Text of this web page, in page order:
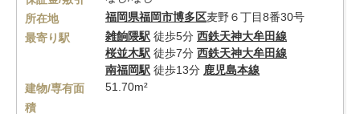
所在地
福岡県福岡市博多区麦野６丁目8番30号
最寄り駅
雑餉隈駅 徒歩5分 西鉄天神大牟田線
桜並木駅 徒歩7分 西鉄天神大牟田線
南福岡駅 徒歩13分 鹿児島本線
建物/専有面
積
51.70m²